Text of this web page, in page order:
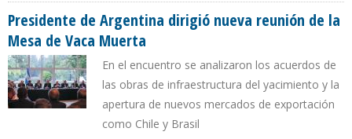
Presidente de Argentina dirigió nueva reunión de la
Mesa de Vaca Muerta
En el encuentro se analizaron los acuerdos de
las obras de infraestructura del yacimiento y la
apertura de nuevos mercados de exportación
como Chile y Brasil